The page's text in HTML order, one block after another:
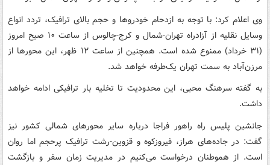
وی اعلام کرد: با توجه به ازدحام خودروها و حجم بالای ترافیک، تردد انواع
وسایل نقلیه از آزادراه تهران-شمال و کرج-چالوس از ساعت ۱۰ صبح امروز
(۳۱ خرداد) ممنوع شده است. همچنین از ساعت ۱۲ ظهر، این محورها از
مرزن‌آباد به سمت تهران یک‌طرفه خواهد شد.
به گفته سرهنگ محبی، این محدودیت تا تخلیه بار ترافیکی ادامه خواهد
داشت.
جانشین پلیس راه راهور فراجا درباره سایر محورهای شمالی کشور نیز
گفت: در جاده‌های هراز، فیروزکوه و قزوین-رشت ترافیک پرحجم اما روان
است. از هموطنان درخواست می‌کنیم در مدیریت زمان سفر و بازگشت